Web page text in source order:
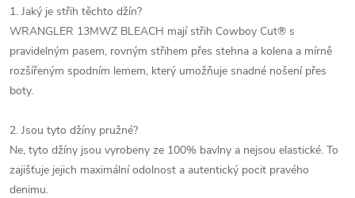
1. Jaký je střih těchto džín?
WRANGLER 13MWZ BLEACH mají střih Cowboy Cut® s
pravidelným pasem, rovným střihem přes stehna a kolena a mírně
rozšířeným spodním lemem, který umožňuje snadné nošení přes
boty.
2. Jsou tyto džíny pružné?
Ne, tyto džíny jsou vyrobeny ze 100% bavlny a nejsou elastické. To
zajišťuje jejich maximální odolnost a autentický pocit pravého
denimu.